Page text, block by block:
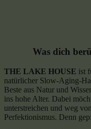
Was dich
THE LAKE HOUSE ist
natürlicher Slow-Aging-
Beste aus Natur und
ins hohe Alter. Dabei
unterstreichen und weg
Perfektionismus. Denn